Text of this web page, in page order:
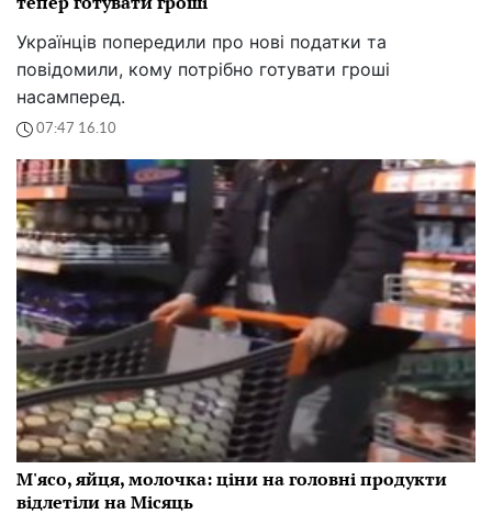
Українців попередили про нові податки та
повідомили, кому потрібно готувати гроші
насамперед.
07:47 16.10
М'ясо, яйця, молочка: ціни на головні продукти
відлетіли на Місяць